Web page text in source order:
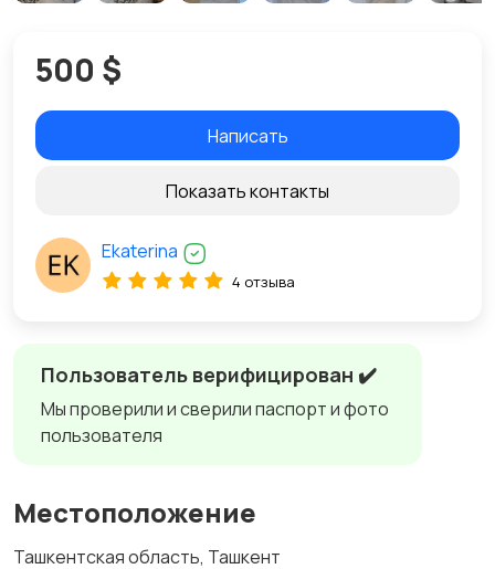
Пользователь верифицирован ✔️
Мы проверили и сверили паспорт и фото
пользователя
Местоположение
Ташкентская область, Ташкент
500 $
Написать
Показать контакты
Ekaterina
4 отзыва